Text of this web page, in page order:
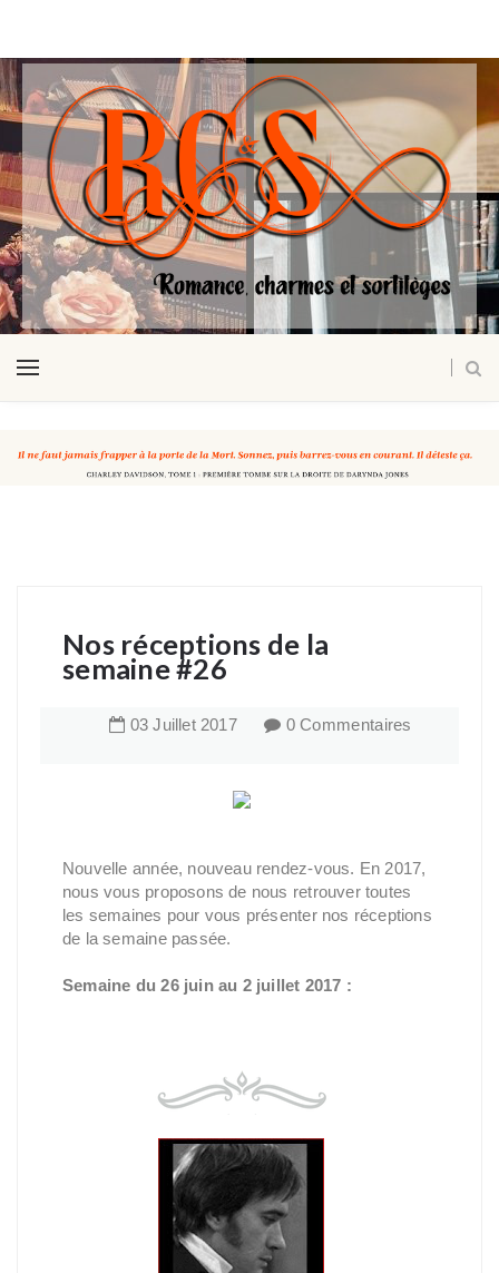
Nos réceptions de la
semaine #26
03 Juillet 2017 0 Commentaires
Nouvelle année, nouveau rendez-vous. En 2017,
nous vous proposons de nous retrouver toutes
les semaines pour vous présenter nos réceptions
de la semaine passée.
Semaine du 26 juin au 2 juillet 2017 :